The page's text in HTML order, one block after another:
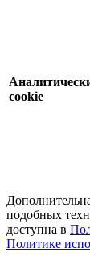
cookie
подобных
доступна в
Политике